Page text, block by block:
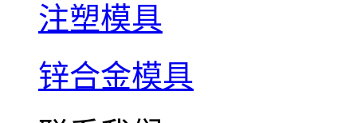
注塑模具
锌合金模具